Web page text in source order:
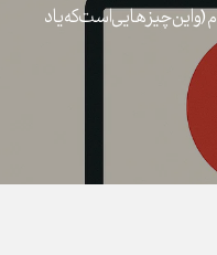
(و این چیزهایی است که یاد